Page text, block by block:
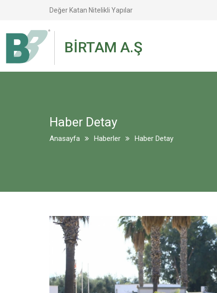
Değer Katan Nitelikli Yapılar
BİRTAM A.Ş
Haber Detay
Anasayfa Haberler Haber Detay